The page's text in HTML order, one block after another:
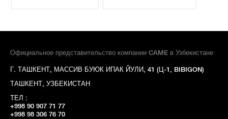
Официальное представительство компании CAME в Узбекистане
Г. ТАШКЕНТ, МАССИВ БУЮК ИПАК ЙУЛИ, 41 (Ц-1, BIBIGON)
ТАШКЕНТ, УЗБЕКИСТАН
ТЕЛ :
+998 90 907 71 77
+998 98 306 76 70